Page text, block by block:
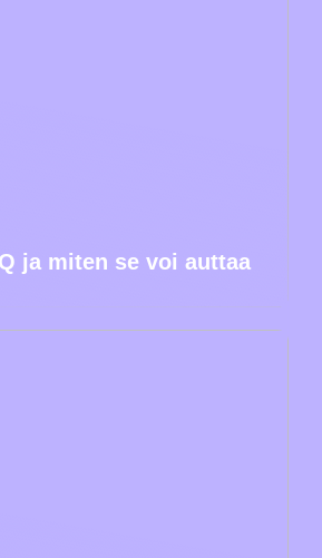
ja miten se voi auttaa